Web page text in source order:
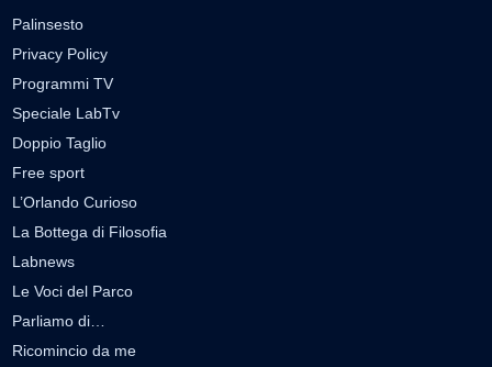
Palinsesto
Privacy Policy
Programmi TV
Speciale LabTv
Doppio Taglio
Free sport
L’Orlando Curioso
La Bottega di Filosofia
Labnews
Le Voci del Parco
Parliamo di…
Ricomincio da me